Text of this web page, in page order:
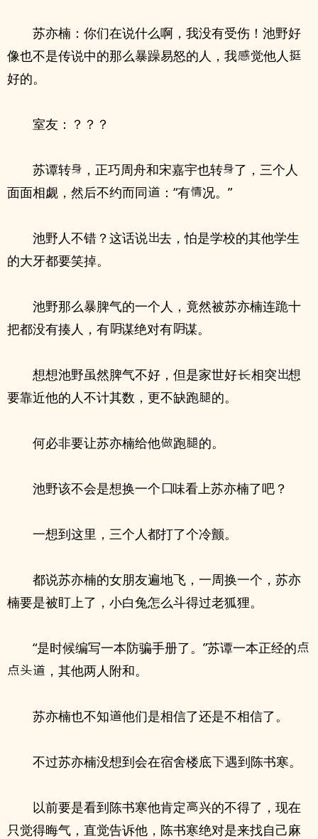
苏亦楠：你们在说什么啊，我没有受伤！池野好
像也不是传说中的那么暴躁易怒的人，我
觉他人
好的。
室友：？？？
苏谭转 ，正巧周舟和宋嘉宇也转
了，三个人
面面相觑，然后不约而同
：“有 况。”
池野人不错？这话说
去，怕是学校的其他学生
的大牙都要笑掉。
池野那么暴脾气的一个人，竟然被苏亦楠连跪十
把都没有揍人，有
谋绝对有 谋。
想想池野虽然脾气不好，但是家世好 相突
想
要靠近他的人不计其数，更不缺跑
的。
何必非要让苏亦楠给他 跑 的。
池野该不会是想换一个 味看上苏亦楠了吧？
一想到这里，三个人都打了个冷颤。
都说苏亦楠的女朋友遍地飞，一周换一个，苏亦
楠要是被盯上了，小白兔怎么斗得过老狐狸。
“是时候编写一本防骗手册了。”苏谭一本正经的
，其他两人附和。
苏亦楠也不知 他们是相信了还是不相信了。
不过苏亦楠没想到会在宿舍楼底 遇到陈书寒。
以前要是看到陈书寒他肯定
兴的不得了，现在
只觉得晦气，直觉告诉他，陈书寒绝对是来找自己麻